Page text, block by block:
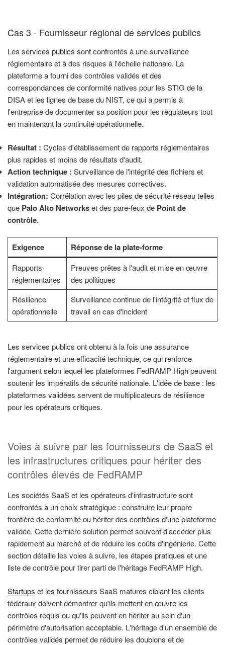
Cas 3 - Fournisseur régional de services publics
Les services publics sont confrontés à une surveillance
réglementaire et à des risques à l'échelle nationale. La
plateforme a fourni des contrôles validés et des
correspondances de conformité natives pour les STIG de la
DISA et les lignes de base du NIST, ce qui a permis à
l'entreprise de documenter sa position pour les régulateurs tout
en maintenant la continuité opérationnelle.
Résultat : Cycles d'établissement de rapports réglementaires
plus rapides et moins de résultats d'audit.
Action technique : Surveillance de l'intégrité des fichiers et
validation automatisée des mesures correctives.
Intégration: Corrélation avec les piles de sécurité réseau telles
que Palo Alto Networkset des pare-feux de Point de
contrôle.
Exigence Réponse de la plate-forme
Rapports
réglementaires
Preuves prêtes à l'audit et mise en œuvre
des politiques
Résilience
opérationnelle
Surveillance continue de l'intégrité et flux de
travail en cas d'incident
Les services publics ont obtenu à la fois une assurance
réglementaire et une efficacité technique, ce qui renforce
l'argument selon lequel les plateformes FedRAMP High peuvent
soutenir les impératifs de sécurité nationale. L'idée de base : les
plateformes validées servent de multiplicateurs de résilience
pour les opérateurs critiques.
Voies à suivre par les fournisseurs de SaaS et
les infrastructures critiques pour hériter des
contrôles élevés de FedRAMP
Les sociétés SaaS et les opérateurs d'infrastructure sont
confrontés à un choix stratégique : construire leur propre
frontière de conformité ou hériter des contrôles d'une plateforme
validée. Cette dernière solution permet souvent d'accéder plus
rapidement au marché et de réduire les coûts d'ingénierie. Cette
section détaille les voies à suivre, les étapes pratiques et une
liste de contrôle pour tirer parti de l'héritage FedRAMP High.
Startups et les fournisseurs SaaS matures ciblant les clients
fédéraux doivent démontrer qu'ils mettent en œuvre les
contrôles requis ou qu'ils peuvent en hériter au sein d'un
périmètre d'autorisation acceptable. L'héritage d'un ensemble de
contrôles validés permet de réduire les doublons et de